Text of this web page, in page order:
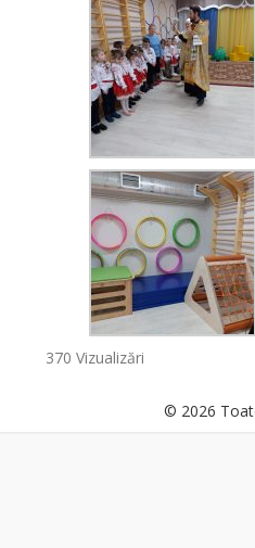
370 Vizualizări
© 2026